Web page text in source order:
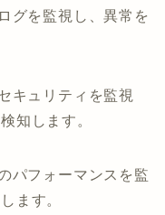
グを監視し、異常を
キュリティを監視
知します。
パフォーマンスを監
ます。